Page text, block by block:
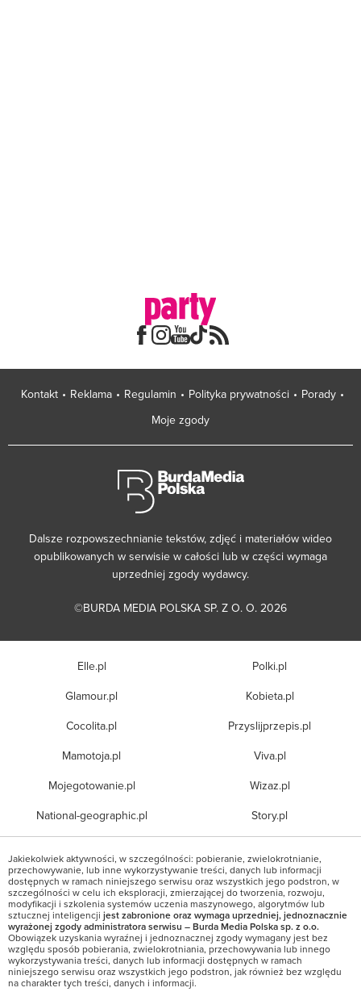
Kontakt Reklama Regulamin Polityka prywatności
Porady
Moje zgody
Dalsze rozpowszechnianie tekstów, zdjęć i materiałów wideo
opublikowanych w serwisie w całości lub w części wymaga
uprzedniej zgody wydawcy.
©BURDA MEDIA POLSKA SP. Z O. O. 2026
Elle.pl
Glamour.pl
Cocolita.pl
Mamotoja.pl
Mojegotowanie.pl
National-geographic.pl
Polki.pl
Kobieta.pl
Przyslijprzepis.pl
Viva.pl
Wizaz.pl
Story.pl
Jakiekolwiek aktywności, w szczególności: pobieranie, zwielokrotnianie,
przechowywanie, lub inne wykorzystywanie treści, danych lub informacji
dostępnych w ramach niniejszego serwisu oraz wszystkich jego podstron, w
szczególności w celu ich eksploracji, zmierzającej do tworzenia, rozwoju,
modyfikacji i szkolenia systemów uczenia maszynowego, algorytmów lub
sztucznej inteligencji jest zabronione oraz wymaga uprzedniej, jednoznacznie
wyrażonej zgody administratora serwisu – Burda Media Polska sp. z o.o.
Obowiązek uzyskania wyraźnej i jednoznacznej zgody wymagany jest bez
względu sposób pobierania, zwielokrotniania, przechowywania lub innego
wykorzystywania treści, danych lub informacji dostępnych w ramach
niniejszego serwisu oraz wszystkich jego podstron, jak również bez względu
na charakter tych treści, danych i informacji.